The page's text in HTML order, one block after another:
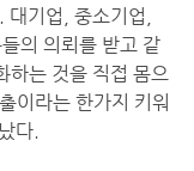
기업, 중소기업,
의 의뢰를 받고 같
하는 것을 직접 몸으
이라는 한가지 키워
다.